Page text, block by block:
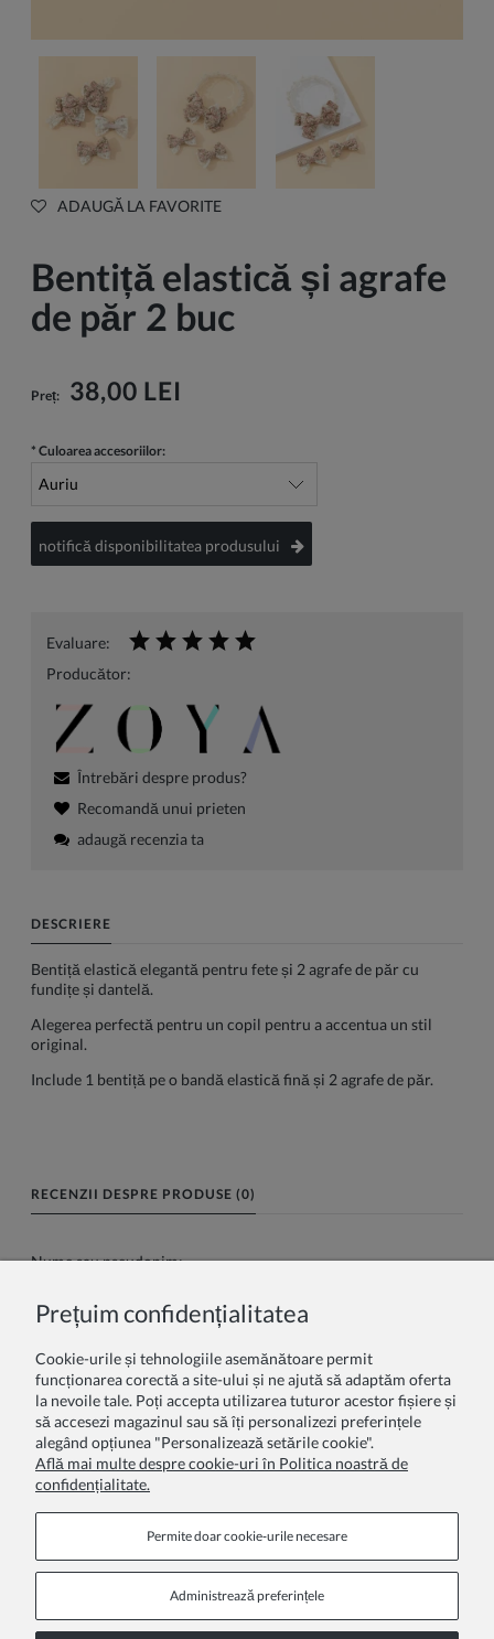
ADAUGĂ LA FAVORITE
Bentiță elastică și agrafe
de păr 2 buc
Preț: 38,00 LEI
* Culoarea accesoriilor:
notifică disponibilitatea produsului
Evaluare:
Producător:
Întrebări despre produs?
Recomandă unui prieten
adaugă recenzia ta
DESCRIERE
Bentiță elastică elegantă pentru fete și 2 agrafe de păr cu
fundițe și dantelă.
Alegerea perfectă pentru un copil pentru a accentua un stil
original.
Include 1 bentiță pe o bandă elastică fină și 2 agrafe de păr.
RECENZII DESPRE PRODUSE (0)
Nume sau pseudonim:
Pagini de informare
Prețuim confidențialitatea
Cookie-urile și tehnologiile asemănătoare permit
funcționarea corectă a site-ului și ne ajută să adaptăm oferta
la nevoile tale. Poți accepta utilizarea tuturor acestor fișiere și
să accesezi magazinul sau să îți personalizezi preferințele
alegând opțiunea "Personalizează setările cookie".
Află mai multe despre cookie-uri în Politica noastră de
confidențialitate.
Permite doar cookie‑urile necesare
Administrează preferințele